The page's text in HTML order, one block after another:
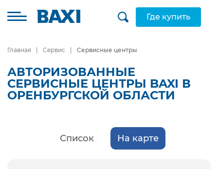
Где купить
Главная Сервис Сервисные центры
АВТОРИЗОВАННЫЕ
СЕРВИСНЫЕ ЦЕНТРЫ BAXI В
ОРЕНБУРГСКОЙ ОБЛАСТИ
Список На карте